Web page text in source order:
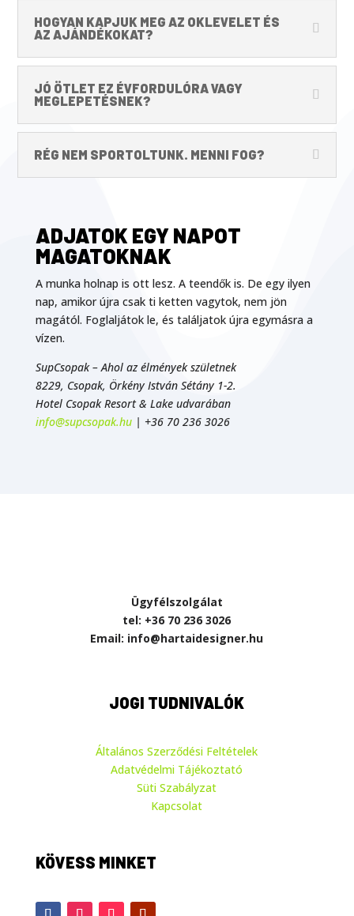
HOGYAN KAPJUK MEG AZ OKLEVELET ÉS
AZ AJÁNDÉKOKAT?
JÓ ÖTLET EZ ÉVFORDULÓRA VAGY
MEGLEPETÉSNEK?
RÉG NEM SPORTOLTUNK. MENNI FOG?
ADJATOK EGY NAPOT
MAGATOKNAK
A munka holnap is ott lesz. A teendők is. De egy ilyen
nap, amikor újra csak ti ketten vagytok, nem jön
magától. Foglaljátok le, és találjatok újra egymásra a
vízen.
SupCsopak – Ahol az élmények születnek
8229, Csopak, Örkény István Sétány 1-2.
Hotel Csopak Resort & Lake udvarában
info@supcsopak.hu| +36 70 236 3026
Ügyfélszolgálat
tel: +36 70 236 3026
Email: info@hartaidesigner.hu
JOGI TUDNIVALÓK
Általános Szerződési Feltételek
Adatvédelmi Tájékoztató
Süti Szabályzat
Kapcsolat
KÖVESS MINKET